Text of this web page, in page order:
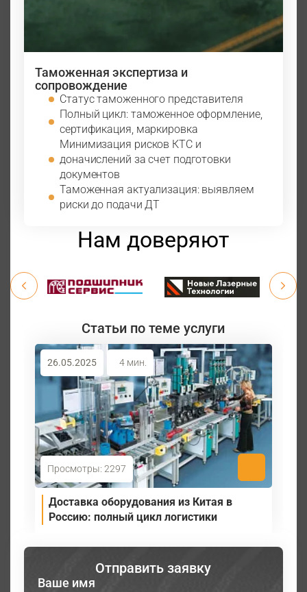
Таможенная экспертиза и
сопровождение
Статус таможенного представителя
Полный цикл: таможенное оформление,
сертификация, маркировка
Минимизация рисков КТС и
доначислений за счет подготовки
документов
Таможенная актуализация: выявляем
риски до подачи ДТ
Нам доверяют
Статьи по теме услуги
26.05.2025 4 мин.
Просмотры: 2297
Доставка оборудования из Китая в
Россию: полный цикл логистики
Отправить заявку
Ваше имя